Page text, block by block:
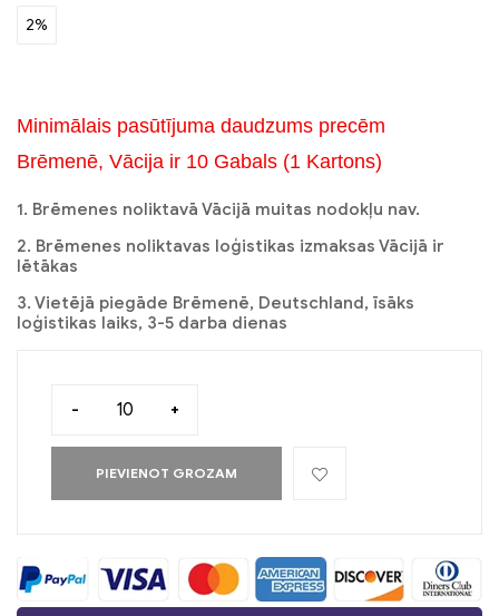
2%
Minimālais pasūtījuma daudzums precēm
Brēmenē, Vācija ir 10 Gabals (1 Kartons)
1. Brēmenes noliktavā Vācijā muitas nodokļu nav.
2. Brēmenes noliktavas loģistikas izmaksas Vācijā ir
lētākas
3. Vietējā piegāde Brēmenē, Deutschland, īsāks
loģistikas laiks, 3-5 darba dienas
- +
PIEVIENOT GROZAM